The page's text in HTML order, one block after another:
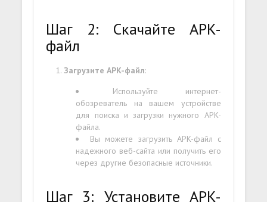
Шаг 2: Скачайте APK-
файл
Загрузите APK-файл:
Используйте интернет-
обозреватель на вашем устройстве
для поиска и загрузки нужного APK-
файла.
Вы можете загрузить APK-файл с
надежного веб-сайта или получить его
через другие безопасные источники.
Шаг 3: Установите APK-